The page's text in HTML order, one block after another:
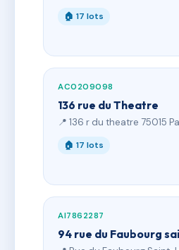
🏠 17 lots
AC0209098
136 rue du Theatre
📍 136 r du theatre 75015
🏠 17 lots
AI7862287
94 rue du Faubourg